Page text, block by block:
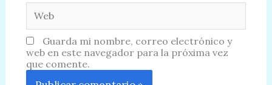
Web
Guarda mi nombre, correo electrónico y
web en este navegador para la próxima vez
que comente.